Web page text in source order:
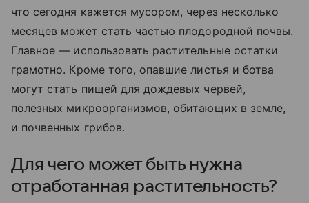
что сегодня кажется мусором, через несколько
месяцев может стать частью плодородной почвы.
Главное — использовать растительные остатки
грамотно. Кроме того, опавшие листья и ботва
могут стать пищей для дождевых червей,
полезных микроорганизмов, обитающих в земле,
и почвенных грибов.
Для чего может быть нужна
отработанная растительность?